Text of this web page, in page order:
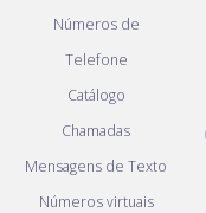
Números de
Telefone
Catálogo
Chamadas
Mensagens de Texto
Números virtuais